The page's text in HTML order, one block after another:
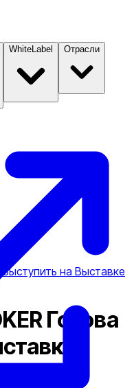
WhiteLabel Отрасли
на Выставке
Готова